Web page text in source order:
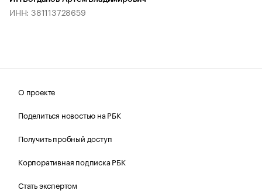
ИНН: 381113728659
О проекте
Поделиться новостью на РБК
Получить пробный доступ
Корпоративная подписка РБК
Стать экспертом